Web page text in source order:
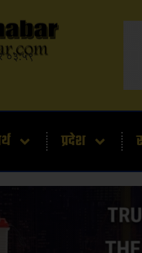
०३:५९
प्रदेश